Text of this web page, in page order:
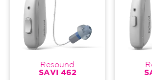
Resound
SAVI 462